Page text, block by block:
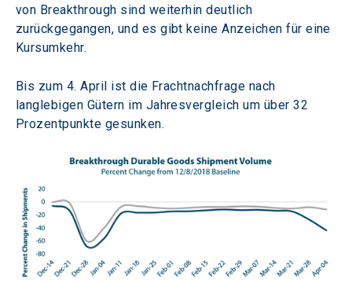
von Breakthrough sind weiterhin deutlich
zurückgegangen, und es gibt keine Anzeichen für eine
Kursumkehr.
Bis zum 4. April ist die Frachtnachfrage nach
langlebigen Gütern im Jahresvergleich um über 32
Prozentpunkte gesunken.